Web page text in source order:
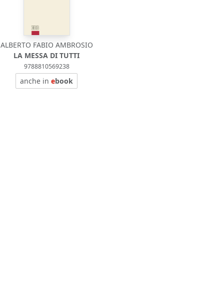
ALBERTO FABIO AMBROSIO
LA MESSA DI TUTTI
9788810569238
anche inebook